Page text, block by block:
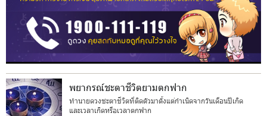
พยากรณ์ชะตาชีวิตยามตกฟาก
ทำนายดวงชะตาชีวิตที่ติดตัวมาตั้งแต่กำเนิดจากวันเดือนปีเกิด
และเวลาเกิดหรือเวลาตกฟาก